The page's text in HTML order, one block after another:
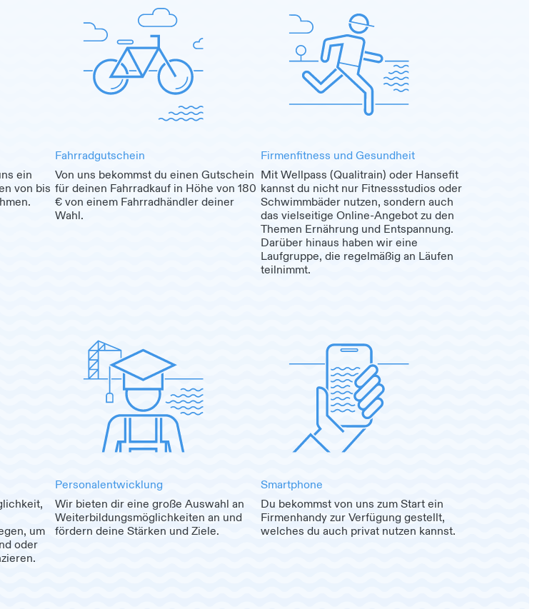
ein
von bis
Fahrradgutschein
Von uns bekommst du einen Gutschein
für deinen Fahrradkauf in Höhe von 180
€ von einem Fahrradhändler deiner
Wahl.
Firmenfitness und Gesundheit
Mit Wellpass (Qualitrain) oder Hansefit
kannst du nicht nur Fitnessstudios oder
Schwimmbäder nutzen, sondern auch
das vielseitige Online-Angebot zu den
Themen Ernährung und Entspannung.
Darüber hinaus haben wir eine
Laufgruppe, die regelmäßig an Läufen
teilnimmt.
um
oder
Personalentwicklung
Wir bieten dir eine große Auswahl an
Weiterbildungsmöglichkeiten an und
fördern deine Stärken und Ziele.
Smartphone
Du bekommst von uns zum Start ein
Firmenhandy zur Verfügung gestellt,
welches du auch privat nutzen kannst.